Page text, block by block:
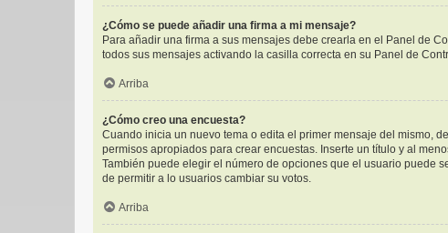
¿Cómo se puede añadir una firma a mi mensaje?
Para añadir una firma a sus mensajes debe crearla en el Panel de
todos sus mensajes activando la casilla correcta en su Panel de
Arriba
¿Cómo creo una encuesta?
Cuando inicia un nuevo tema o edita el primer mensaje del mismo,
permisos apropiados para crear encuestas. Inserte un título y al
También puede elegir el número de opciones que el usuario puede
de permitir a lo usuarios cambiar su votos.
Arriba